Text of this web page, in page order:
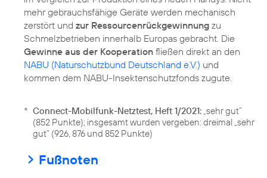
mehr gebrauchsfähige Geräte werden mechanisch
zerstört und zur Ressourcenrückgewinnung zu
Schmelzbetrieben innerhalb Europas gebracht. Die
Gewinne aus der Kooperation fließen direkt an den
NABU (Naturschutzbund Deutschland e.V.) und
* Connect-Mobilfunk-Netztest, Heft 1/2021: „sehr gut“
(852 Punkte); insgesamt wurden vergeben: dreimal „sehr
gut“ (926, 876 und 852 Punkte)
Fußnoten